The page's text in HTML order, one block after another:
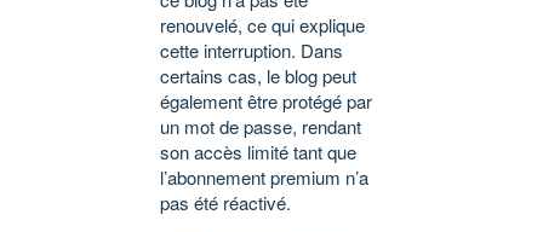
renouvelé, ce qui explique
cette interruption. Dans
certains cas, le blog peut
également être protégé par
un mot de passe, rendant
son accès limité tant que
l’abonnement premium n’a
pas été réactivé.